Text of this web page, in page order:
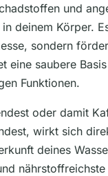
und
deinem Körper.
sondern
eine saubere
Funktionen.
oder damit
wirkt sich
deines